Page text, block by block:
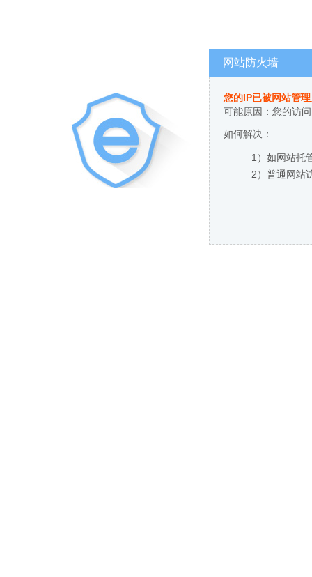
网站防火墙
您的IP已被网站管
可能原因：您的访
如何解决：
1）如网站托
2）普通网站